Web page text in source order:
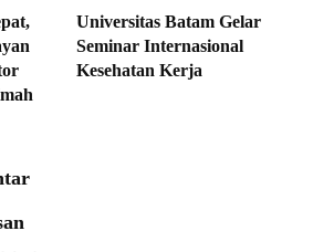
Universitas Batam Gelar
Seminar Internasional
Kesehatan Kerja